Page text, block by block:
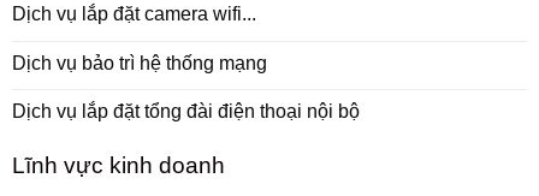
Dịch vụ lắp đặt camera wifi...
Dịch vụ bảo trì hệ thống mạng
Dịch vụ lắp đặt tổng đài điện thoại nội bộ
Lĩnh vực kinh doanh